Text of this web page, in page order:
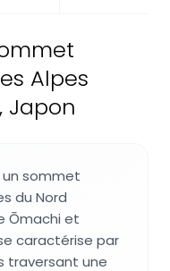
Alpes
Japon
un sommet
du Nord
Ōmachi et
caractérise par
traversant une